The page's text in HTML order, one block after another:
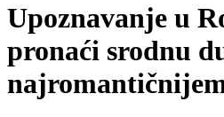
Upoznavanje u
pronaći srodnu